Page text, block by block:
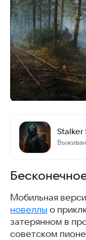
Stalker
Мобильная
новеллы о
затерянном в
советском